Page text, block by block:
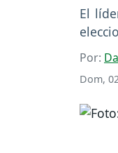
El
Por:
Dom,